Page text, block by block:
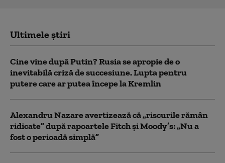
Ultimele știri
Cine vine după Putin? Rusia se apropie de o
inevitabilă criză de succesiune. Lupta pentru
putere care ar putea începe la Kremlin
Alexandru Nazare avertizează că „riscurile rămân
ridicate” după rapoartele Fitch și Moody’s: „Nu a
fost o perioadă simplă”